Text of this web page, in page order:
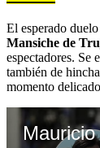
El esperado
Mansiche de
espectadores. Se
también de
momento